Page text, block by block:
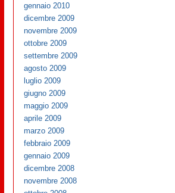
gennaio 2010
dicembre 2009
novembre 2009
ottobre 2009
settembre 2009
agosto 2009
luglio 2009
giugno 2009
maggio 2009
aprile 2009
marzo 2009
febbraio 2009
gennaio 2009
dicembre 2008
novembre 2008